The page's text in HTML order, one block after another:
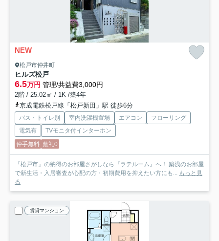
NEW
松戸市仲井町
ヒルズ松戸
6.5万円 管理/共益費3,000円
2階 / 25.02㎡ / 1K /築4年
京成電鉄松戸線「松戸新田」駅 徒歩6分
バス・トイレ別 室内洗濯機置場 エアコン
フローリング
電気有
TVモニタ付インターホン
仲手無料 敷礼0
『松戸市』の納得のお部屋さがしなら『ラテルーム』へ！ 築浅のお部屋
で新生活・入居審査が心配の方・初期費用を抑えたい方にも... もっと見
る
賃貸マンション